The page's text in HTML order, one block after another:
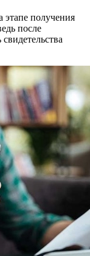
этапе получения
после